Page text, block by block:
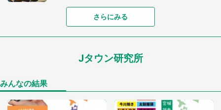
「富豪すぎ」1歳息子の〝店頭駄々こね〟の内容に1.
7万人驚がく 「お菓子売り場ならまだしも...」「ハ
ードル高い」
あまりにも四角すぎる猫、激写される 「これもう
「閉所恐怖症の私は新幹線で大パニック。隣席の青
さらにみる
Jタウン研究所
みんなの結果